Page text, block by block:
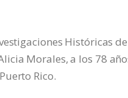
Históricas
Morales, a los 78
Rico.